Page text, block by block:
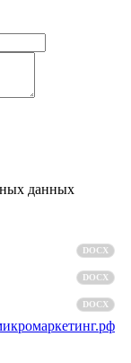
данных
DOCX
DOCX
DOCX